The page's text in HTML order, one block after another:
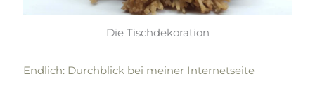
Die Tischdekoration
Endlich: Durchblick bei meiner Internetseite